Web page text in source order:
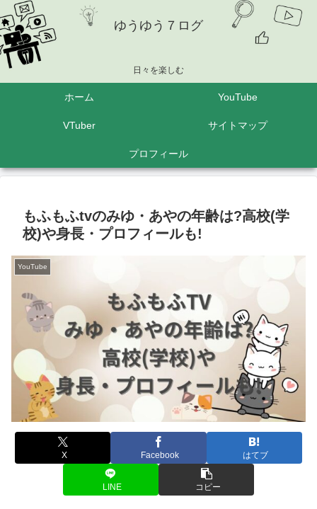
ゆうゆう７ログ
日々を楽しむ
ホーム YouTube
VTuber サイトマップ
プロフィール
もふもふtvのみゆ・あやの年齢は?高校(学
校)や身長・プロフィールも!
YouTube
X Facebook はてブ
LINE コピー